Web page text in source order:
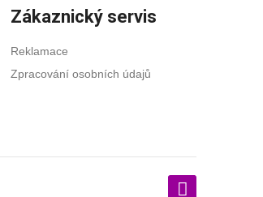
Zákaznický servis
Reklamace
Zpracování osobních údajů